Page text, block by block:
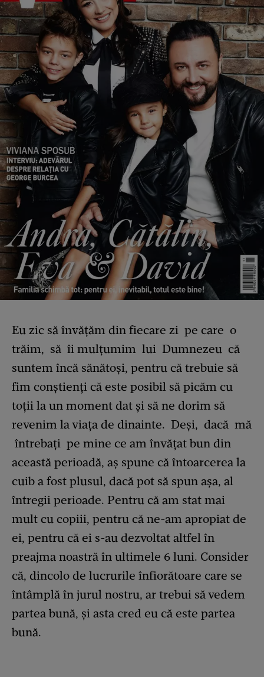
Eu zic să învățăm din fiecare zi pe care o
trăim, să îi mulțumim lui Dumnezeu că
suntem încă sănătoşi, pentru că trebuie să
fim conştienți că este posibil să picăm cu
toții la un moment dat şi să ne dorim să
revenim la viața de dinainte. Deși, dacă mă
întrebați pe mine ce am învățat bun din
această perioadă, aş spune că întoarcerea la
cuib a fost plusul, dacă pot să spun aşa, al
întregii perioade. Pentru că am stat mai
mult cu copiii, pentru că ne-am apropiat de
ei, pentru că ei s-au dezvoltat altfel în
preajma noastră în ultimele 6 luni. Consider
că, dincolo de lucrurile înfiorătoare care se
întâmplă în jurul nostru, ar trebui să vedem
partea bună, şi asta cred eu că este partea
bună.